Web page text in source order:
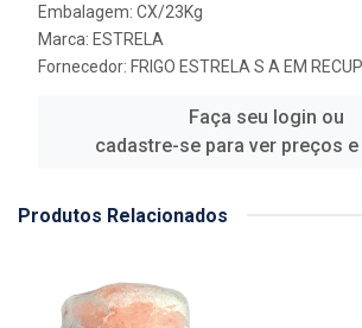
Embalagem: CX/23Kg
Marca: ESTRELA
Fornecedor: FRIGO ESTRELA S A EM
Faça seu login ou
cadastre-se para ver preços
Produtos Relacionados